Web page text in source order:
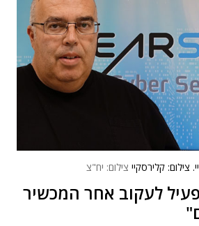
צילום: קלירסקיי צילום: יח"צ
לעקוב אחר המכשיר